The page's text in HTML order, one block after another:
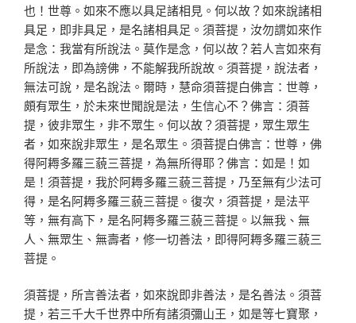
也！世尊。如來不應以具足諸相見。何以故？如來說諸相
具足，即非具足，是名諸相具足。須菩提，汝勿謂如來作
是念：我當有所說法。莫作是念，何以故？若人言如來有
所說法，即為謗佛，不能解我所說故。須菩提，說法者，
無法可說，是名說法。爾時，慧命須菩提白佛言：世尊，
頗有眾生，於未來世聞說是法，生信心不？佛言：須菩
提，彼非眾生，非不眾生。何以故？須菩提，眾生眾生
者，如來說非眾生，是名眾生。須菩提白佛言：世尊，佛
得阿耨多羅三藐三菩提，為無所得耶？佛言：如是！如
是！須菩提，我於阿耨多羅三藐三菩提，乃至無有少法可
得，是名阿耨多羅三藐三菩提。復次，須菩提，是法平
等，無有高下，是名阿耨多羅三藐三菩提。以無我、無
人、無眾生、無壽者，修一切善法，即得阿耨多羅三藐三
菩提。
須菩提，所言善法者，如來說即非善法，是名善法。須菩
提，若三千大千世界中所有諸須彌山王，如是等七寶聚，